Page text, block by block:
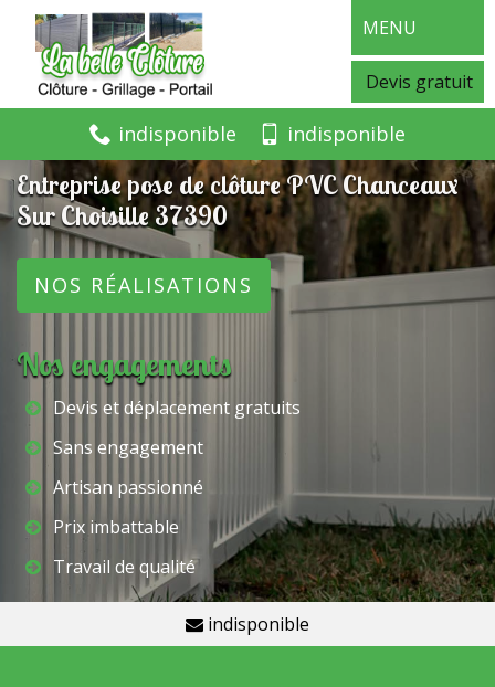
MENU
Devis gratuit
indisponible indisponible
Entreprise pose de clôture PVC Chanceaux
Sur Choisille 37390
NOS RÉALISATIONS
Nos engagements
Devis et déplacement gratuits
Sans engagement
Artisan passionné
Prix imbattable
Travail de qualité
indisponible